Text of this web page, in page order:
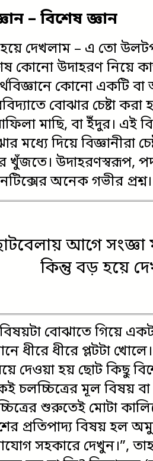
– বিশেষ জ্ঞান
দেখলাম – এ তো
কোনো উদাহরণ নিয়ে
কোনো একটি
বোঝার চেষ্টা
মাছি, বা ইঁদুর।
মধ্যে দিয়ে বিজ্ঞানীরা
খুঁজতে। উদাহরণস্বরূপ,
অনেক গভীর প্রশ্ন।
আগে
কিন্তু বড় হয়ে
বোঝাতে গিয়ে
ধীরে ধীরে প্লটটা
দেওয়া হয় ছোট কিছু
চলচ্চিত্রের মূল বিষয়
শুরুতেই মোটা
প্রতিপাদ্য বিষয় হল
সহকারে দেখুন।”,